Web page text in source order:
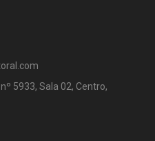
5933, Sala 02, Centro,